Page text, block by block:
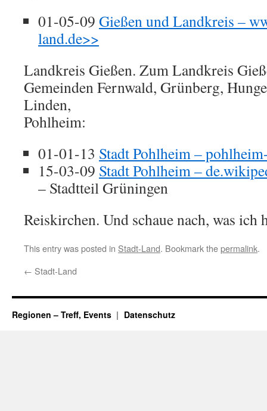
01-05-09 Gießen und Landkreis –
land.de>>
Landkreis Gießen. Zum Landkreis
Gemeinden Fernwald, Grünberg,
Linden,
Pohlheim:
01-01-13 Stadt Pohlheim –
15-03-09 Stadt Pohlheim –
– Stadtteil Grüningen
Reiskirchen. Und schaue nach, was ich
This entry was posted in Stadt-Land. Bookmark thepermalink.
← Stadt-Land
Regionen – Treff, Events Datenschutz